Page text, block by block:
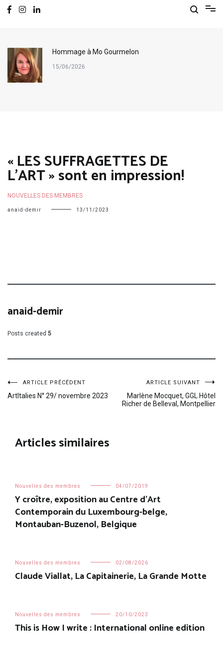
Hommage à Mo Gourmelon
15/06/2026
« LES SUFFRAGETTES DE
L’ART » sont en impression!
NOUVELLES DES MEMBRES
anaid-demir 13/11/2023
anaid-demir
Posts created 5
Navigation
l’article
ARTICLE PRÉCÉDENT
ArtItalies N° 29/ novembre 2023
ARTICLE SUIVANT
Marlène Mocquet, GGL Hôtel
Richer de Belleval, Montpellier
Articles similaires
Nouvelles des membres 04/07/2019
Y croître, exposition au Centre d’Art
Contemporain du Luxembourg-belge,
Montauban-Buzenol, Belgique
Nouvelles des membres 02/08/2026
Claude Viallat, La Capitainerie, La Grande Motte
Nouvelles des membres 20/10/2023
This is How I write : International online edition